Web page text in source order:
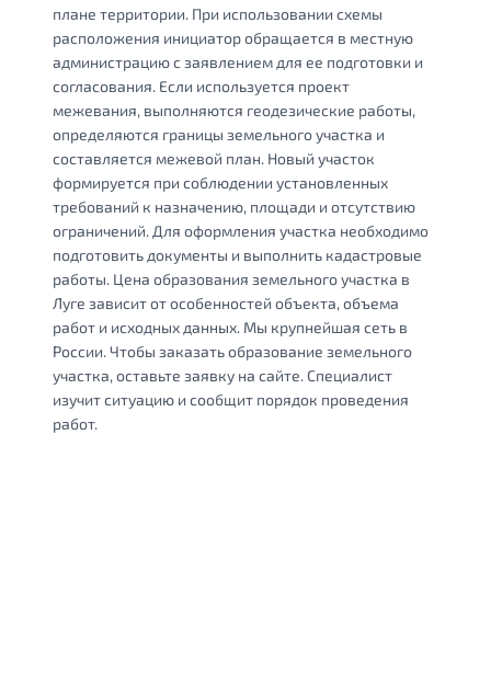
плане территории. При использовании схемы
расположения инициатор обращается в местную
администрацию с заявлением для ее подготовки и
согласования. Если используется проект
межевания, выполняются геодезические работы,
определяются границы земельного участка и
составляется межевой план. Новый участок
формируется при соблюдении установленных
требований к назначению, площади и отсутствию
ограничений. Для оформления участка необходимо
подготовить документы и выполнить кадастровые
работы. Цена образования земельного участка в
Луге зависит от особенностей объекта, объема
работ и исходных данных. Мы крупнейшая сеть в
России. Чтобы заказать образование земельного
участка, оставьте заявку на сайте. Специалист
изучит ситуацию и сообщит порядок проведения
работ.